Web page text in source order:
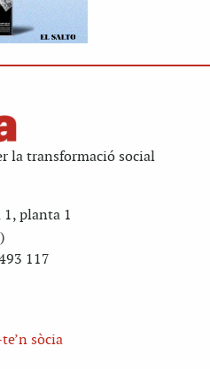
la transformació social
1, planta 1
117
sòcia